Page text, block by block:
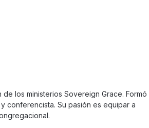
los ministerios Sovereign Grace. Formó
conferencista. Su pasión es equipar a